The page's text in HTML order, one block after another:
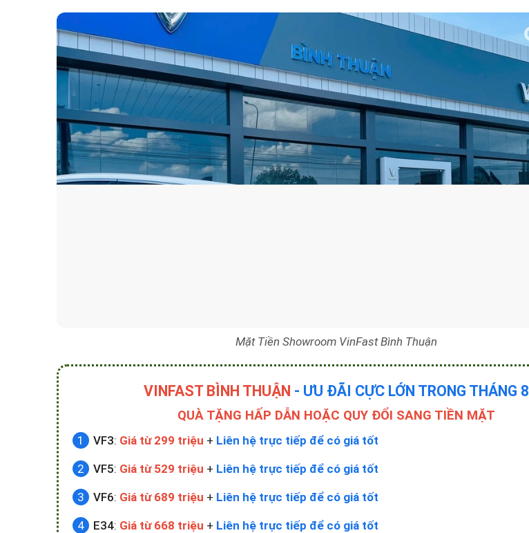
Mặt Tiền Showroom VinFast Bình Thuận
VINFAST BÌNH THUẬN - ƯU ĐÃI CỰC LỚN TRONG THÁNG 8
QUÀ TẶNG HẤP DẪN HOẶC QUY ĐỔI SANG TIỀN MẶT
VF3: Giá từ 299 triệu + Liên hệ trực tiếp để có giá tốt
VF5: Giá từ 529 triệu + Liên hệ trực tiếp để có giá tốt
VF6: Giá từ 689 triệu + Liên hệ trực tiếp để có giá tốt
E34: Giá từ 668 triệu + Liên hệ trực tiếp để có giá tốt